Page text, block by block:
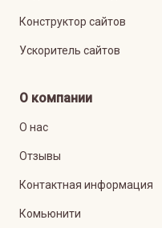
Конструктор сайтов
Ускоритель сайтов
О компании
О нас
Отзывы
Контактная информация
Комьюнити